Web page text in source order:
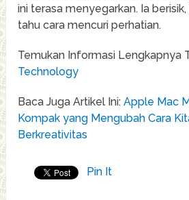
ini terasa menyegarkan. Ia berisik,
tahu cara mencuri perhatian.
Temukan Informasi Lengkapnya
Technology
Baca Juga Artikel Ini:Apple Mac
Kompak yang Mengubah Cara
Berkreativitas
Pin It